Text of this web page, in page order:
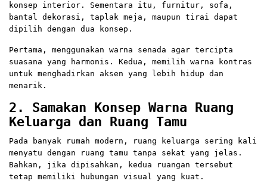
konsep interior. Sementara itu, furnitur, sofa,
bantal dekorasi, taplak meja, maupun tirai dapat
dipilih dengan dua konsep.
Pertama, menggunakan warna senada agar tercipta
suasana yang harmonis. Kedua, memilih warna kontras
untuk menghadirkan aksen yang lebih hidup dan
menarik.
2. Samakan Konsep Warna Ruang
Keluarga dan Ruang Tamu
Pada banyak rumah modern, ruang keluarga sering kali
menyatu dengan ruang tamu tanpa sekat yang jelas.
Bahkan, jika dipisahkan, kedua ruangan tersebut
tetap memiliki hubungan visual yang kuat.